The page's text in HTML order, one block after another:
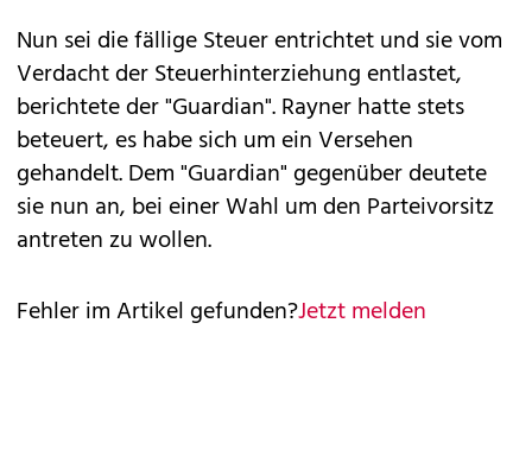
Nun sei die fällige Steuer entrichtet und sie vom
Verdacht der Steuerhinterziehung entlastet,
berichtete der "Guardian". Rayner hatte stets
beteuert, es habe sich um ein Versehen
gehandelt. Dem "Guardian" gegenüber deutete
sie nun an, bei einer Wahl um den Parteivorsitz
antreten zu wollen.
Fehler im Artikel gefunden?Jetzt melden